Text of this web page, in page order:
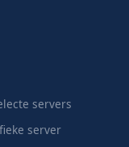
servers
server